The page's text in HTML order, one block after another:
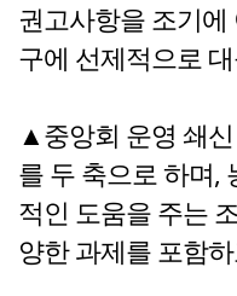
권고사항을 조기
구에 선제적으로
▲중앙회 운영 쇄
를 두 축으로 하며,
적인 도움을 주는
양한 과제를 포함